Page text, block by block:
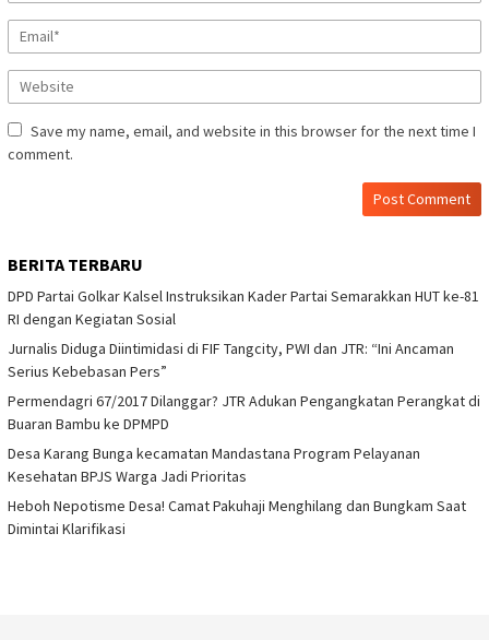
Save my name, email, and website in this browser for the next time I
comment.
BERITA TERBARU
DPD Partai Golkar Kalsel Instruksikan Kader Partai Semarakkan HUT ke-81
RI dengan Kegiatan Sosial
Jurnalis Diduga Diintimidasi di FIF Tangcity, PWI dan JTR: “Ini Ancaman
Serius Kebebasan Pers”
Permendagri 67/2017 Dilanggar? JTR Adukan Pengangkatan Perangkat di
Buaran Bambu ke DPMPD
Desa Karang Bunga kecamatan Mandastana Program Pelayanan
Kesehatan BPJS Warga Jadi Prioritas
Heboh Nepotisme Desa! Camat Pakuhaji Menghilang dan Bungkam Saat
Dimintai Klarifikasi